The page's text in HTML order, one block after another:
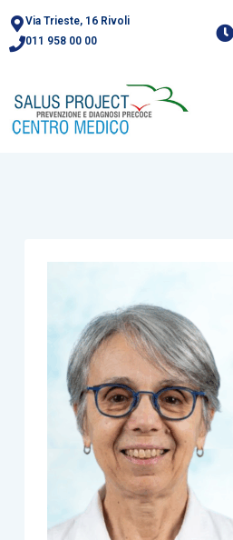
Via Trieste, 16 Rivoli
011 958 00 00